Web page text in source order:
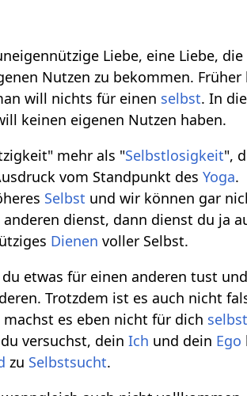
Liebe, eine Liebe, die
Nutzen zu bekommen.
will nichts für einen selbst. In
keinen eigenen Nutzen haben.
mehr als "Selbstlosigkeit",
vom Standpunkt desYoga.
Selbst und wir können gar
dienst, dann dienst du ja
Dienen voller Selbst.
etwas für einen anderen tust
Trotzdem ist es auch nicht
machst es eben nicht für dich selbst
versuchst, deinIch und dein Ego
zu Selbstsucht.